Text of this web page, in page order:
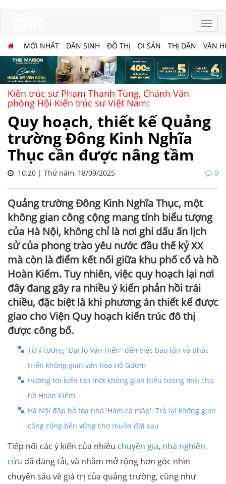
MỚI NHẤT DÂN SINH ĐÔ THỊ DI SẢN THỊ DÂN VĂN
Kiến trúc sư Phạm Thanh Tùng, Chánh Văn
phòng Hội Kiến trúc sư Việt Nam:
Quy hoạch, thiết kế Quảng
trường Đông Kinh Nghĩa
Thục cần được nâng tầm
10:20 | Thứ năm, 18/09/2025 0
Quảng trường Đông Kinh Nghĩa Thục, một
không gian công cộng mang tính biểu tượng
của Hà Nội, không chỉ là nơi ghi dấu ấn lịch
sử của phong trào yêu nước đầu thế kỷ XX
mà còn là điểm kết nối giữa khu phố cổ và hồ
Hoàn Kiếm. Tuy nhiên, việc quy hoạch lại nơi
đây đang gây ra nhiều ý kiến phản hồi trái
chiều, đặc biệt là khi phương án thiết kế được
giao cho Viện Quy hoạch kiến trúc đô thị
được công bố.
Từ ý tưởng “Đại lộ Văn Hiến” đến việc bảo tồn và phát
triển không gian văn hóa Hồ Gươm
Hướng tới kiến tạo một không gian biểu tượng mới cho
hồ Hoàn Kiếm
Hà Nội đập bỏ tòa nhà 'Hàm cá mập': Trả lại không gian
công cộng bền vững cho muôn đời sau
Tiếp nối các ý kiến của nhiều chuyên gia, nhà nghiên
cứu đã đăng tải, và nhằm mở rộng hơn góc nhìn
chuyên sâu về giá trị của quảng trường, cũng như